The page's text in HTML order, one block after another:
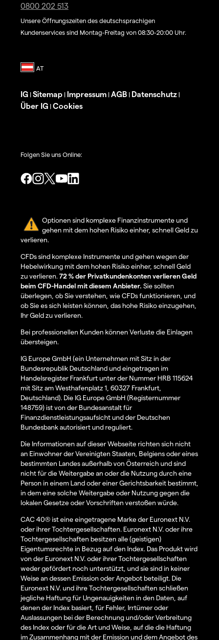
0800 202 513
Unsere Öffnungszeiten des deutschsprachigen
Kundenservices sind Montag-Freitag von 08:30-20:00 Uhr.
IG | Sitemap | Impressum | AGB | Datenschutz |
Über IG | Cookies
Folgen Sie uns Online:
Optionen sind komplexe Finanzinstrumente und
gehen mit dem hohen Risiko einher, schnell Geld zu
verlieren.
CFDs sind komplexe Instrumente und gehen wegen der
Hebelwirkung mit dem hohen Risiko einher, schnell Geld
zu verlieren.72 % der Privatkundenkonten verlieren Geld
beim CFD-Handel mit diesem Anbieter. Sie sollten
überlegen, ob Sie verstehen, wie CFDs funktionieren, und
ob Sie es sich leisten können, das hohe Risiko einzugehen,
Ihr Geld zu verlieren.
Bei professionellen Kunden können Verluste die Einlagen
übersteigen.
IG Europe GmbH (ein Unternehmen mit Sitz in der
Bundesrepublik Deutschland und eingetragen im
Handelsregister Frankfurt unter der Nummer HRB 115624
mit Sitz am Westhafenplatz 1, 60327 Frankfurt,
Deutschland). Die IG Europe GmbH (Registernummer
148759) ist von der Bundesanstalt für
Finanzdienstleistungsaufsicht und der Deutschen
Bundesbank autorisiert und reguliert.
Die Informationen auf dieser Webseite richten sich nicht
an Einwohner der Vereinigten Staaten, Belgiens oder eines
bestimmten Landes außerhalb von Österreich und sind
nicht für die Weitergabe an oder die Nutzung durch eine
Person in einem Land oder einer Gerichtsbarkeit bestimmt,
in dem eine solche Weitergabe oder Nutzung gegen die
lokalen Gesetze oder Vorschriften verstoßen würde.
CAC 40® ist eine eingetragene Marke der Euronext N.V.
oder ihrer Tochtergesellschaften. Euronext N.V. oder ihre
Tochtergesellschaften besitzen alle (geistigen)
Eigentumsrechte in Bezug auf den Index. Das Produkt wird
von der Euronext N.V. oder ihrer Tochtergesellschaften
weder gefördert noch unterstützt, und sie sind in keiner
Weise an dessen Emission oder Angebot beteiligt. Die
Euronext N.V. und ihre Tochtergesellschaften schließen
jegliche Haftung für Ungenauigkeiten in den Daten, auf
denen der Index basiert, für Fehler, Irrtümer oder
Auslassungen bei der Berechnung und/oder Verbreitung
des Index oder für die Art und Weise, auf die die Haftung
im Zusammenhang mit der Emission und dem Angebot des